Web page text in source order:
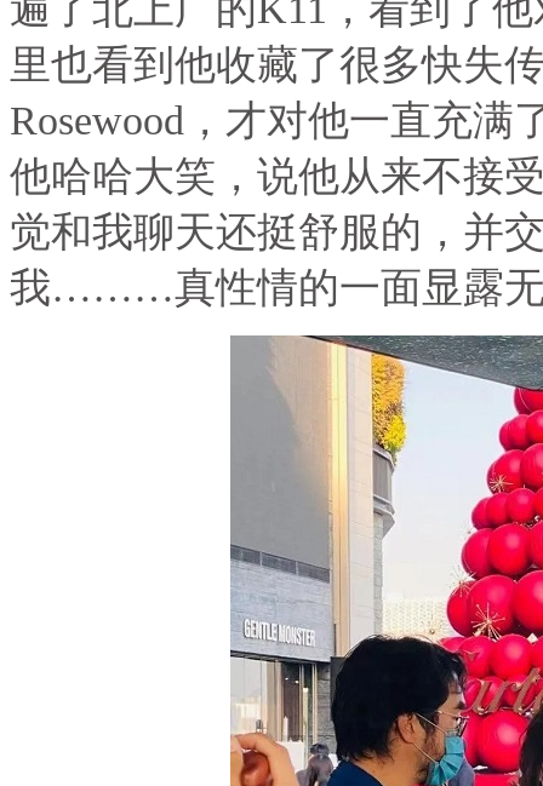
遍了北上广的K11 ，看到了
里也看到他收藏了很多快
Rosewood ，才对他一直充满
他哈哈大笑，说他从来不接
觉和我聊天还挺舒服的，并
我………真性情的一面显露